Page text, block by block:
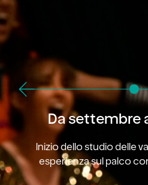
Da settembre
Inizio dello studio delle
esperienza sul palco